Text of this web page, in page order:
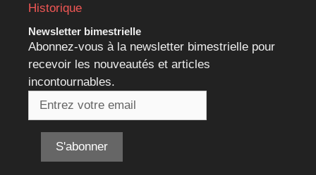
Historique
Newsletter bimestrielle
Abonnez-vous à la newsletter bimestrielle pour
recevoir les nouveautés et articles
incontournables.